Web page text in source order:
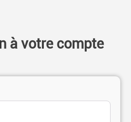
à votre compte